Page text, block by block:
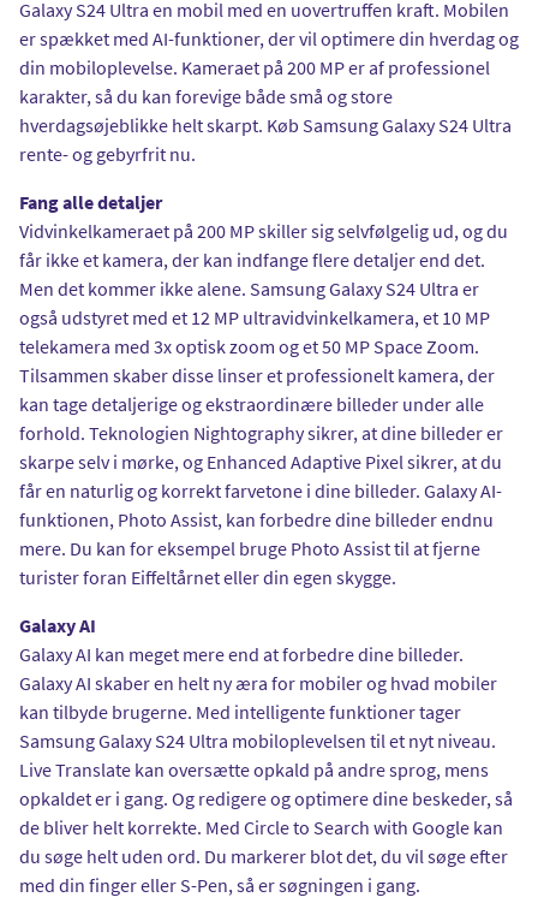
Galaxy S24 Ultra en mobil med en uovertruffen kraft. Mobilen
er spækket med AI-funktioner, der vil optimere din hverdag og
din mobiloplevelse. Kameraet på 200 MP er af professionel
karakter, så du kan forevige både små og store
hverdagsøjeblikke helt skarpt. Køb Samsung Galaxy S24 Ultra
rente- og gebyrfrit nu.
Fang alle detaljer
Vidvinkelkameraet på 200 MP skiller sig selvfølgelig ud, og du
får ikke et kamera, der kan indfange flere detaljer end det.
Men det kommer ikke alene. Samsung Galaxy S24 Ultra er
også udstyret med et 12 MP ultravidvinkelkamera, et 10 MP
telekamera med 3x optisk zoom og et 50 MP Space Zoom.
Tilsammen skaber disse linser et professionelt kamera, der
kan tage detaljerige og ekstraordinære billeder under alle
forhold. Teknologien Nightography sikrer, at dine billeder er
skarpe selv i mørke, og Enhanced Adaptive Pixel sikrer, at du
får en naturlig og korrekt farvetone i dine billeder. Galaxy AI-
funktionen, Photo Assist, kan forbedre dine billeder endnu
mere. Du kan for eksempel bruge Photo Assist til at fjerne
turister foran Eiffeltårnet eller din egen skygge.
Galaxy AI
Galaxy AI kan meget mere end at forbedre dine billeder.
Galaxy AI skaber en helt ny æra for mobiler og hvad mobiler
kan tilbyde brugerne. Med intelligente funktioner tager
Samsung Galaxy S24 Ultra mobiloplevelsen til et nyt niveau.
Live Translate kan oversætte opkald på andre sprog, mens
opkaldet er i gang. Og redigere og optimere dine beskeder, så
de bliver helt korrekte. Med Circle to Search with Google kan
du søge helt uden ord. Du markerer blot det, du vil søge efter
med din finger eller S-Pen, så er søgningen i gang.